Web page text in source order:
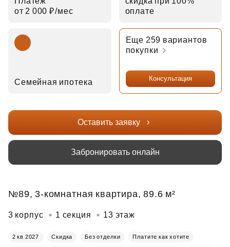
от 2 000 ₽⁠/⁠мес
оплате
Семейная ипотека
Еще 259 вариантов
покупки
Консультация
Оставить заявку
Забронировать онлайн
№89, 3-комнатная квартира, 89.6 м²
3 корпус 1 секция 13 этаж
2 кв 2027 Скидка Без отделки Платите как хотите